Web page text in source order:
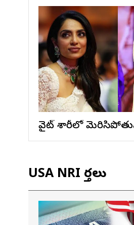
వైట్ శారీలో
USA NRI వార్తలు